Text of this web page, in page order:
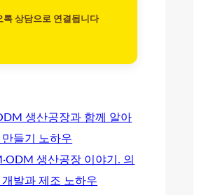
상담으로 연결됩니다
생산공장과 함께 알아
들기 노하우
생산공장 이야기. 의
발과 제조 노하우